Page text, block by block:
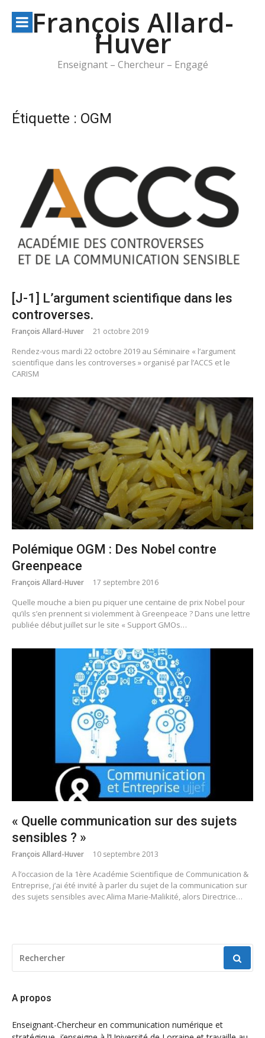
contenuFrançois Allard-
Huver
Enseignant – Chercheur – Engagé
Étiquette : OGM
[J-1] L’argument scientifique dans les
controverses.
François Allard-Huver 21 octobre 2019
Rendez-vous mardi 22 octobre 2019 au Séminaire « l’argument
scientifique dans les controverses » organisé par l’ACCS et le
CARISM
Polémique OGM : Des Nobel contre
Greenpeace
François Allard-Huver 17 septembre 2016
Quelle mouche a bien pu piquer une centaine de prix Nobel pour
qu’ils s’en prennent si violemment à Greenpeace ? Dans une lettre
publiée début juillet sur le site « Support GMOs…
« Quelle communication sur des sujets
sensibles ? »
François Allard-Huver 10 septembre 2013
A l’occasion de la 1ère Académie Scientifique de Communication &
Entreprise, j’ai été invité à parler du sujet de la communication sur
des sujets sensibles avec Alima Marie-Malikité, alors Directrice…
POUR
:
A propos
Enseignant-Chercheur en communication numérique et